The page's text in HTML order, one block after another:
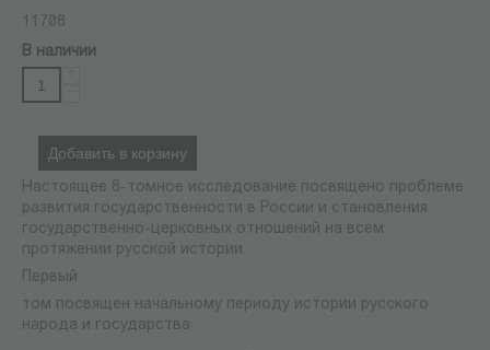
11708
В наличии
Добавить в корзину
Настоящее 8-томное исследование посвящено проблеме
развития государственности в России и становления
государственно-церковных отношений на всем
протяжении русской истории.
Первый
том посвящен начальному периоду истории русского
народа и государства: